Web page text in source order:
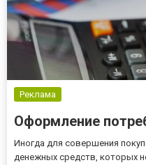
Реклама
Оформление
Иногда для совершения
денежных средств, которых